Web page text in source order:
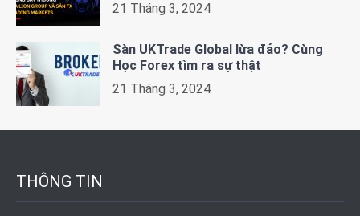
21 Tháng 3, 2024
Sàn UKTrade Global lừa đảo? Cùng
Học Forex tìm ra sự thật
21 Tháng 3, 2024
THÔNG TIN